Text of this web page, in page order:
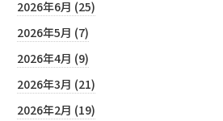
2026年6月 (25)
2026年5月 (7)
2026年4月 (9)
2026年3月 (21)
2026年2月 (19)